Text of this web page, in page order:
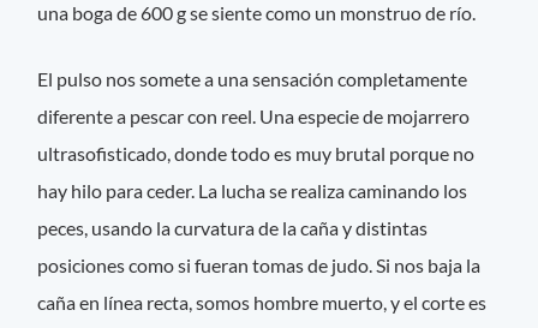
una boga de 600 g se siente como un monstruo de río.
El pulso nos somete a una sensación completamente
diferente a pescar con reel. Una especie de mojarrero
ultrasofisticado, donde todo es muy brutal porque no
hay hilo para ceder. La lucha se realiza caminando los
peces, usando la curvatura de la caña y distintas
posiciones como si fueran tomas de judo. Si nos baja la
caña en línea recta, somos hombre muerto, y el corte es